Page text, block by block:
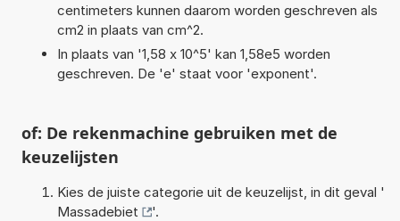
centimeters kunnen daarom worden geschreven als
cm2 in plaats van cm^2.
In plaats van '1,58 x 10^5' kan 1,58e5 worden
geschreven. De 'e' staat voor 'exponent'.
of: De rekenmachine gebruiken met de
keuzelijsten
Kies de juiste categorie uit de keuzelijst, in dit geval '
Massadebiet
'.